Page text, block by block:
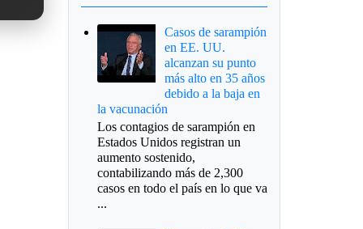
Casos de sarampión
en EE. UU.
alcanzan su punto
más alto en 35 años
debido a la baja en
la vacunación
Los contagios de sarampión en
Estados Unidos registran un
aumento sostenido,
contabilizando más de 2,300
casos en todo el país en lo que va
...